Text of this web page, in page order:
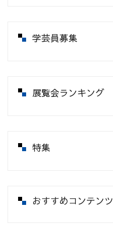
学芸員募集
展覧会ランキング
特集
おすすめコンテンツ